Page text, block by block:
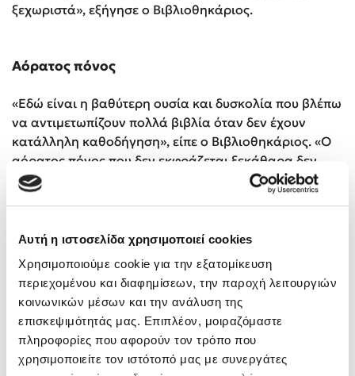
Αυτή η ιστοσελίδα χρησιμοποιεί cookies
Χρησιμοποιούμε cookie για την εξατομίκευση
περιεχομένου και διαφημίσεων, την παροχή λειτουργιών
κοινωνικών μέσων και την ανάλυση της
επισκεψιμότητάς μας. Επιπλέον, μοιραζόμαστε
πληροφορίες που αφορούν τον τρόπο που
χρησιμοποιείτε τον ιστότοπό μας με συνεργάτες
ξεχωριστά», εξήγησε ο Βιβλιοθηκάριος.
Αόρατος πόνος
«Εδώ είναι η βαθύτερη ουσία και δυσκολία που βλέπω
να αντιμετωπίζουν πολλά βιβλία όταν δεν έχουν
κατάλληλη καθοδήγηση», είπε ο Βιβλιοθηκάριος. «Ο
αόρατος πόνος που δεν εκφράζεται ξεκάθαρα δεν
μπορεί εύκολα να περιγραφεί και συχνά γίνεται πολύ
τρομακτικός. Παραμένει ο τρομερός Άγνωστος Χ.
»Αν σε ρωτήσω: “Σε κρατάει πίσω κάποιος ΠΟΝΟΣ;”
ενδεχομένως να τσεκάρεις μέσα σου και να μη δεις
κάποιον εμφανή πόνο. Ο πόνος, συνήθως,
εμφανίζεται μέσα από τις πράξεις ή το σώμα σου και
φαίνεται σε αυτά που κάνεις. Γίνεται κομμάτι της
καθημερινότητάς σου».
Το ΚΒ κούνησε καταφατικά το κεφάλι του.